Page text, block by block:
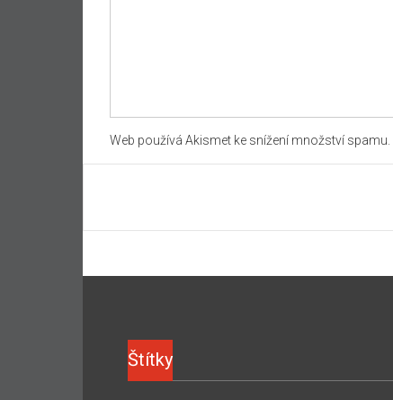
Web používá Akismet ke snížení množství spamu.
Štítky